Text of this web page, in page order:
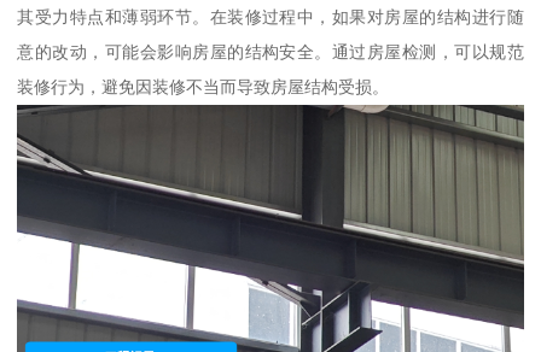
其受力特点和薄弱环节。在装修过程中，如果对房屋的结构进行随
意的改动，可能会影响房屋的结构安全。通过房屋检测，可以规范
装修行为，避免因装修不当而导致房屋结构受损。